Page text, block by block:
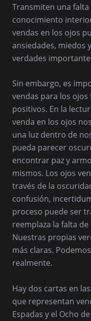
Transmiten una falta
conocimiento
vendas en los ojos
ansiedades, miedos
verdades
Sin embargo, es
vendas para los
positivos. En la
venda en los ojos
una luz dentro de
pueda parecer
encontrar paz y
mismos. Los ojos
través de la
confusión,
proceso puede ser
reemplaza la falta
Nuestras propias
más claras.
realmente.
Hay dos cartas en
que representan
Espadas y el Ocho